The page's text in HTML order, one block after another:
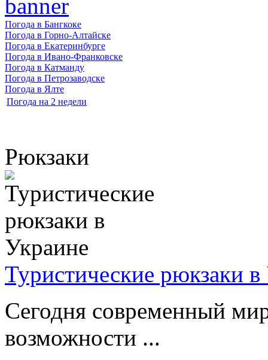
Погода в Бангкоке
Погода в Горно-Алтайске
Погода в Екатеринбурге
Погода в Ивано-Франковске
Погода в Катманду
Погода в Петрозаводске
Погода в Ялте
Погода на 2 недели
Рюкзаки
Туристические рюкзаки
Сегодня современный
возможности ...